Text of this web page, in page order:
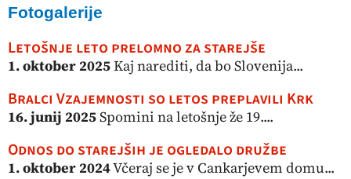
Fotogalerije
Letošnje leto prelomno za starejše
1. oktober 2025Kaj narediti, da bo Slovenija...
Bralci Vzajemnosti so letos preplavili Krk
16. junij 2025Spomini na letošnje že 19....
Odnos do starejših je ogledalo družbe
1. oktober 2024Včeraj se je v Cankarjevem domu...